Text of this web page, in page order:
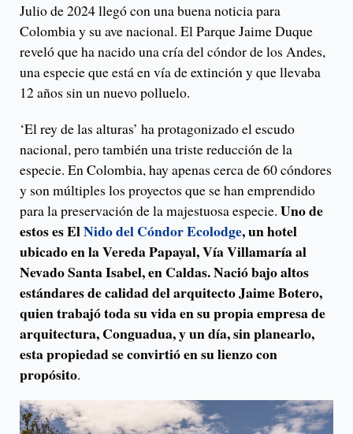
Julio de 2024 llegó con una buena noticia para
Colombia y su ave nacional. El Parque Jaime Duque
reveló que ha nacido una cría del cóndor de los Andes,
una especie que está en vía de extinción y que llevaba
12 años sin un nuevo polluelo.
‘El rey de las alturas’ ha protagonizado el escudo
nacional, pero también una triste reducción de la
especie. En Colombia, hay apenas cerca de 60 cóndores
y son múltiples los proyectos que se han emprendido
para la preservación de la majestuosa especie. Uno de
estos es ElNido del Cóndor Ecolodge, un hotel
ubicado en la Vereda Papayal, Vía Villamaría al
Nevado Santa Isabel, en Caldas. Nació bajo altos
estándares de calidad del arquitecto Jaime Botero,
quien trabajó toda su vida en su propia empresa de
arquitectura, Conguadua, y un día, sin planearlo,
esta propiedad se convirtió en su lienzo con
propósito.